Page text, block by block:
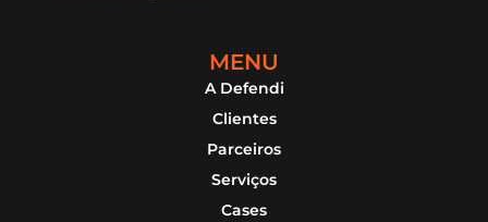
MENU
A Defendi
Clientes
Parceiros
Serviços
Cases